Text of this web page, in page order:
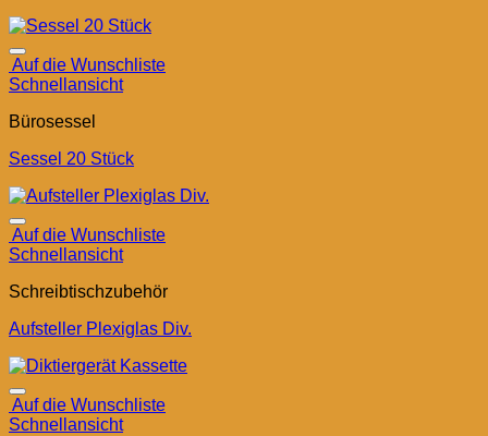
Auf die Wunschliste
Schnellansicht
Bürosessel
Sessel 20 Stück
Auf die Wunschliste
Schnellansicht
Schreibtischzubehör
Aufsteller Plexiglas Div.
Auf die Wunschliste
Schnellansicht